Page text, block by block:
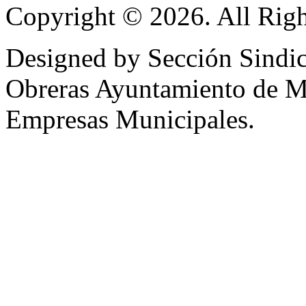
Copyright © 2026. All
Designed by Sección
Obreras Ayuntamiento de
Empresas Municipales.